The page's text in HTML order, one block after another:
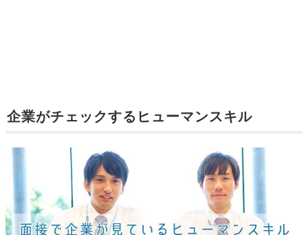
企業がチェックするヒューマンスキル